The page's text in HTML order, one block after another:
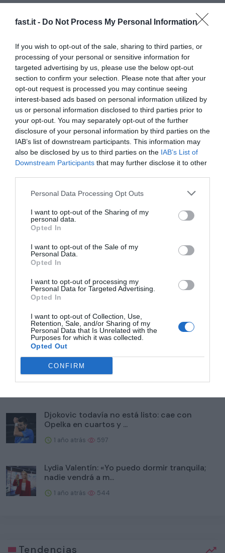
fast.it - Do Not Process My Personal Information
If you wish to opt-out of the sale, sharing to third parties, or
processing of your personal or sensitive information for
targeted advertising by us, please use the below opt-out
section to confirm your selection. Please note that after your
opt-out request is processed you may continue seeing
interest-based ads based on personal information utilized by
us or personal information disclosed to third parties prior to
your opt-out. You may separately opt-out of the further
disclosure of your personal information by third parties on the
IAB’s list of downstream participants. This information may
also be disclosed by us to third parties on the IAB’s List of
Downstream Participants that may further disclose it to other
Personal Data Processing Opt Outs
I want to opt-out of the Sharing of my
personal data.
Opted In
I want to opt-out of the Sale of my
Personal Data.
Opted In
I want to opt-out of processing my
Personal Data for Targeted Advertising.
Opted In
I want to opt-out of Collection, Use,
Retention, Sale, and/or Sharing of my
Personal Data that Is Unrelated with the
Purposes for which it was collected.
Opted Out
CONFIRM
que iban delante, pero en general ha sido muy rápido,
como a mí me gusta. Le he dado a algún árbol que había
organización tras llegar a meta.Laia Sanz (Century)
concluyó vigesimotercera y la mejor de su categoría (dos
ruedas motrices) e Isidre Esteve (Repsol Toyota Rally
Team) en el puesto 41.También brilló el valenciano Tosha
Schareina (Honda), ganador en 2024 del prólogo y que
concluyó en la quinta posición a 25 segundos de Sanders,
mientras que otra de las bazas para acabar en los
puestos altos, el salmantino Lorenzo Santolino (Sherco)
finalizó en la decimoquinta posición, dejándose más de un
minuto (1:11).Este sábado se disputará la primera etapa de
este Rally Dakar, una especial ya de 413 kilómetros
también con salida y llegada en Bisha. Según los
sumamente variada, donde además de arena, los
participantes tendrán que lidiar con todas las superficies
y, hacia el ecuador de la especial, se enfrentarán a tramos
Leer el artículo completo
Homepage
Sport
Lategan y Dunderlan se imponen en el prólogo del Dakar, y Edgar
Relacionado
Laporta sigue sin dar explicaciones mientras
Flick espera no...
Djokovic todavía no está listo: cae con
Opelka en cuartos y ...
1 año atrás 597
Lydia Valentín: «Yo puedo dormir tranquila;
nadie vendrá a m...
1 año atrás 544
Tendencias